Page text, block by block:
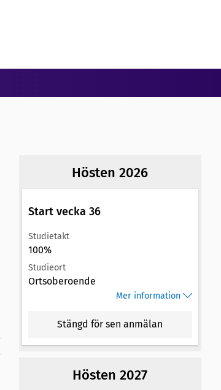
Hösten 2026
Start vecka 36
Studietakt
100%
Studieort
Ortsoberoende
Mer information
Stängd för sen anmälan
Hösten 2027